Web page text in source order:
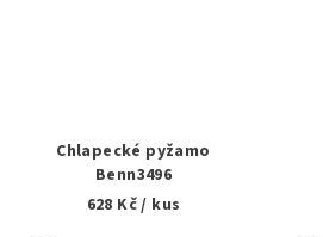
Chlapecké pyžamo
Benn3496
628 Kč/ kus